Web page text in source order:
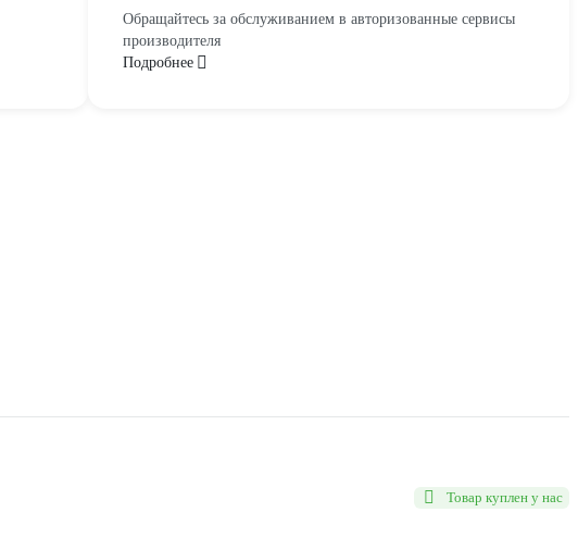
Обращайтесь за обслуживанием в авторизованные сервисы
производителя
Подробнее
Товар куплен у нас